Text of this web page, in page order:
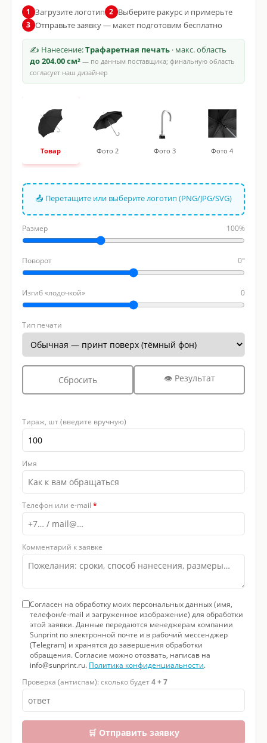
1 Загрузите логотип 2 Выберите ракурс и примерьте
3 Отправьте заявку — макет подготовим бесплатно
✍ Нанесение:Трафаретная печать· макс. область
до 204.00 см²— по данным поставщика; финальную область
согласует наш дизайнер
Товар Фото 2 Фото 3 Фото 4
📤 Перетащите или выберите логотип (PNG/JPG/SVG)
Размер 100%
Поворот 0°
Изгиб «лодочкой» 0
Тип печати
Сбросить 👁 Результат
Тираж, шт (введите вручную)
Имя
Телефон или e-mail *
Комментарий к заявке
Согласен на обработку моих персональных данных (имя,
телефон/e-mail и загруженное изображение) для обработки
этой заявки. Данные передаются менеджерам компании
Sunprint по электронной почте и в рабочий мессенджер
(Telegram) и хранятся до завершения обработки
обращения. Согласие можно отозвать, написав на
info@sunprint.ru. Политика конфиденциальности.
Проверка (антиспам): сколько будет4 + 7
🛒 Отправить заявку